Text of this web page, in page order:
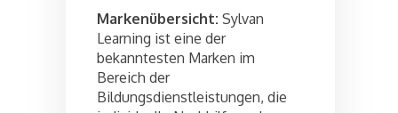
Markenübersicht: Sylvan
Learning ist eine der
bekanntesten Marken im
Bereich der
Bildungsdienstleistungen, die